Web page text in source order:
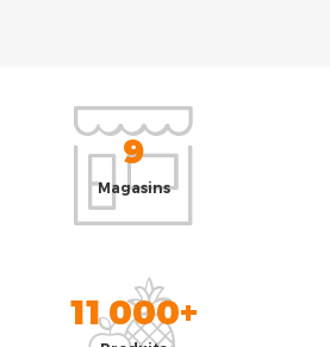
9
Magasins
11 000+